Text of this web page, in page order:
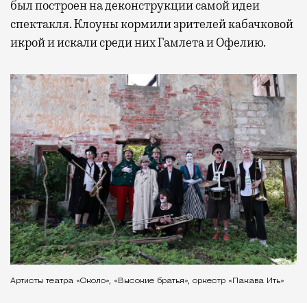
был построен на деконструкции самой идеи
спектакля. Клоуны кормили зрителей кабачковой
икрой и искали среди них Гамлета и Офелию.
Артисты театра «Около», «Высокие братья», оркестр «Пакава Ить»